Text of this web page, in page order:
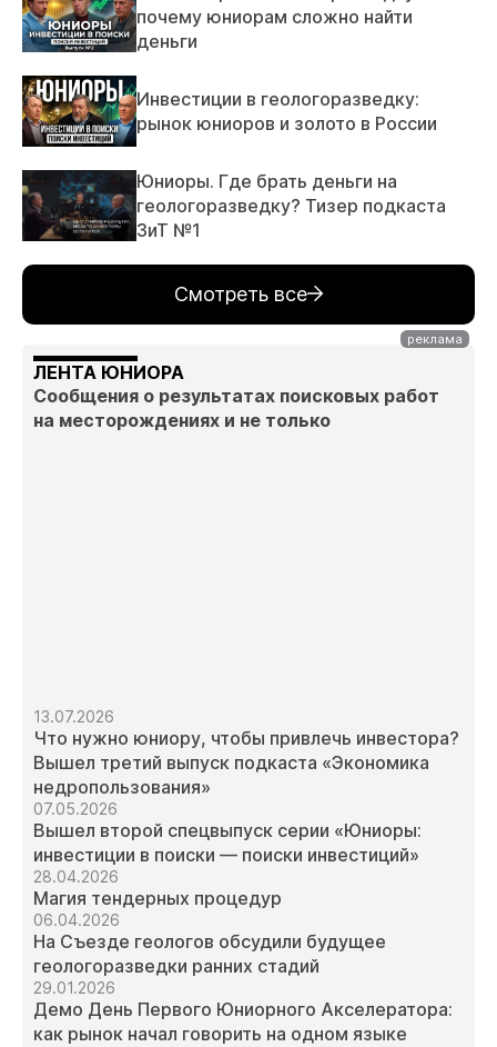
почему юниорам сложно найти
деньги
Инвестиции в геологоразведку:
рынок юниоров и золото в России
Юниоры. Где брать деньги на
геологоразведку? Тизер подкаста
ЗиТ №1
Смотреть все
ЛЕНТА ЮНИОРА
Сообщения о результатах поисковых работ
на месторождениях и не только
13.07.2026
Что нужно юниору, чтобы привлечь инвестора?
Вышел третий выпуск подкаста «Экономика
недропользования»
07.05.2026
Вышел второй спецвыпуск серии «Юниоры:
инвестиции в поиски — поиски инвестиций»
28.04.2026
Магия тендерных процедур
06.04.2026
На Съезде геологов обсудили будущее
геологоразведки ранних стадий
29.01.2026
Демо День Первого Юниорного Акселератора:
как рынок начал говорить на одном языке